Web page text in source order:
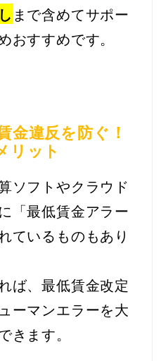
まで含めてサポー
おすすめです。
金違反を防ぐ！
リット
ソフトやクラウド
「最低賃金アラー
ているものもあり
ば、最低賃金改定
ーマンエラーを大
きます。